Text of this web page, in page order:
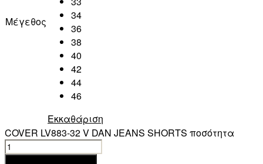
Μέγεθος
34
36
38
40
42
44
46
Εκκαθάριση
COVER LV883-32 V DAN JEANS SHORTS ποσότητα